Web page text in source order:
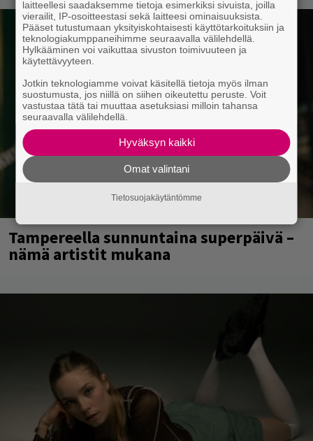
Tampereella sunnuntaina superpäivä –
nämä artistit mukana
laitteellesi saadaksemme tietoja esimerkiksi sivuista, joilla
vierailit, IP-osoitteestasi sekä laitteesi ominaisuuksista.
Pääset tutustumaan yksityiskohtaisesti käyttötarkoituksiin ja
teknologiakumppaneihimme seuraavalla välilehdellä.
Hylkääminen voi vaikuttaa sivuston toimivuuteen ja
käytettävyyteen.
Jotkin teknologiamme voivat käsitellä tietoja myös ilman
suostumusta, jos niillä on siihen oikeutettu peruste. Voit
vastustaa tätä tai muuttaa asetuksiasi milloin tahansa
seuraavalla välilehdellä.
Hyväksyn kaikki
Omat valintani
Tietosuojakäytäntömme